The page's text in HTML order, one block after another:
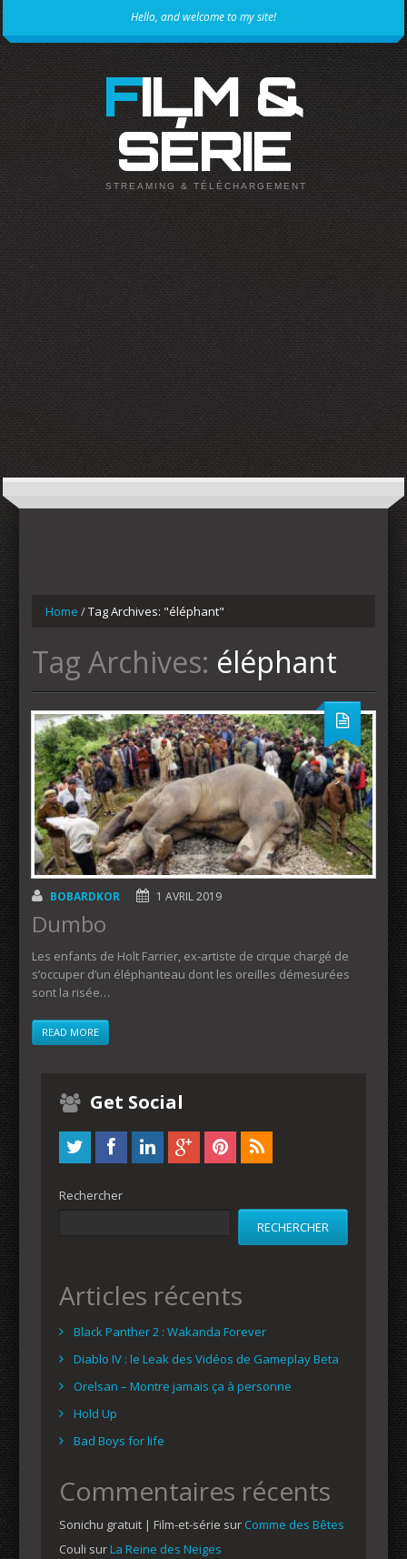
Hello, and welcome to my site!
FILM &
SÉRIE
STREAMING & TÉLÉCHARGEMENT
Home /Tag Archives: "éléphant"
Tag Archives: éléphant
BOBARDKOR 1 AVRIL 2019
Dumbo
Les enfants de Holt Farrier, ex-artiste de cirque chargé de
s’occuper d’un éléphanteau dont les oreilles démesurées
sont la risée…
READ MORE
Get Social
Rechercher
RECHERCHER
Articles récents
Black Panther 2 : Wakanda Forever
Diablo IV : le Leak des Vidéos de Gameplay Beta
Orelsan – Montre jamais ça à personne
Hold Up
Bad Boys for life
Commentaires récents
Sonichu gratuit | Film-et-série sur Comme des Bêtes
Couli surLa Reine des Neiges